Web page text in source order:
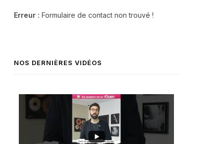
Erreur : Formulaire de contact non trouvé !
NOS DERNIÈRES VIDÉOS